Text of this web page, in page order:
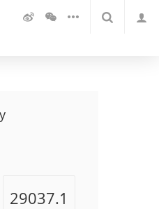
29037.1